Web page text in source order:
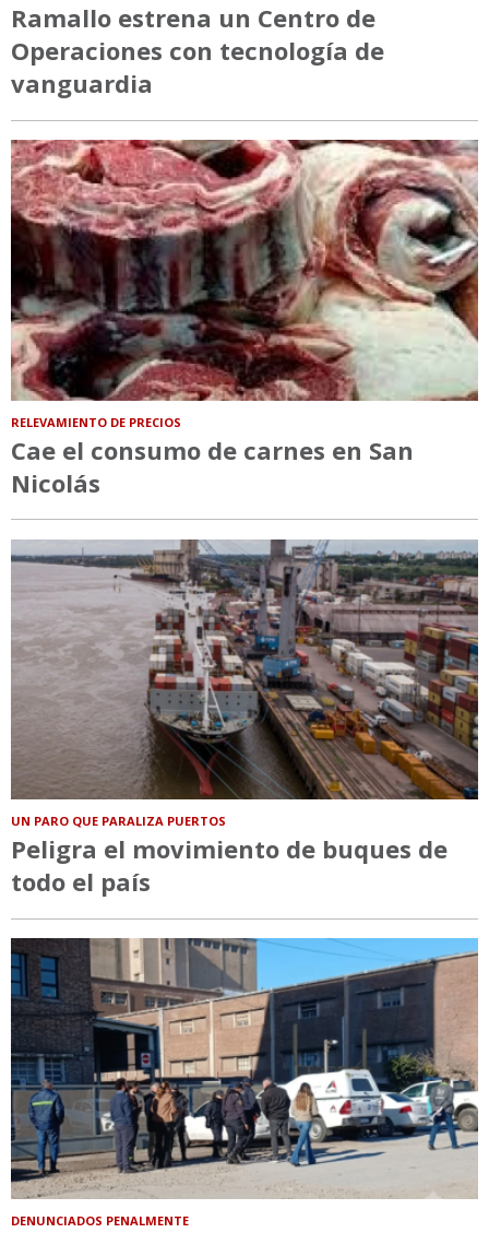
Ramallo estrena un Centro de
Operaciones con tecnología de
vanguardia
RELEVAMIENTO DE PRECIOS
Cae el consumo de carnes en San
Nicolás
UN PARO QUE PARALIZA PUERTOS
Peligra el movimiento de buques de
todo el país
DENUNCIADOS PENALMENTE